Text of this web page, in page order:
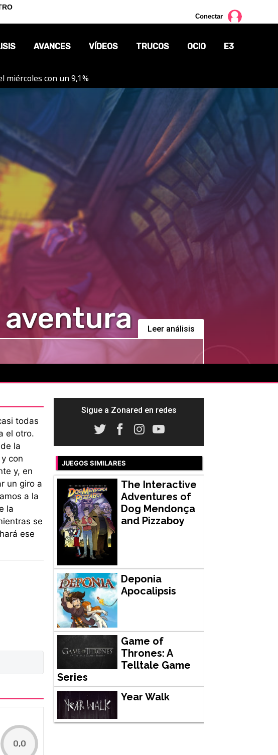
Conectar
AVANCES VÍDEOS TRUCOS OCIO
TV
CÓMICS
MANGA
E3
miércoles con un 9,1%
aventura Leer análisis
todas
el otro.
la
con
y, en
un giro a
a la
la
se
ese
0,0
Sigue a Zonared en redes
JUEGOS SIMILARES
The Interactive
Adventures of
Dog Mendonça
and Pizzaboy
Deponia
Apocalipsis
Game of
Thrones: A
Telltale Game
Series
Year Walk